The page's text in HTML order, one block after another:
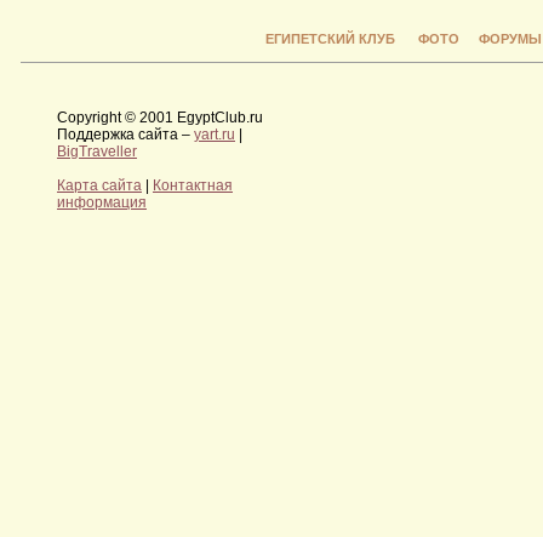
ЕГИПЕТСКИЙ КЛУБ ФОТО ФОРУМЫ
Copyright © 2001 EgyptClub.ru
Поддержка сайта – yart.ru |
BigTraveller
Карта сайта | Контактная
информация